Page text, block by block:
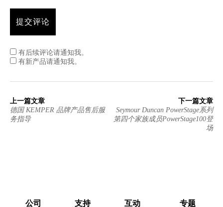
有后续评论请通知我。
有新产品请通知我。
上一篇文章
德国 KEMPER 品牌产品售后服
务指导
下一篇文章
Seymour Duncan PowerStage系列
第四个家族成员PowerStage100登
场
公司 支持 互动 专题